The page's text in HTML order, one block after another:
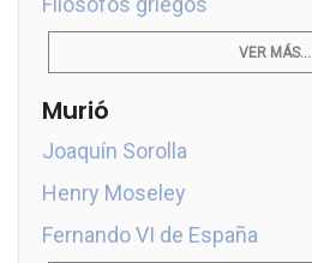
VER MÁS...
Murió
Joaquín Sorolla
Henry Moseley
Fernando VI de España